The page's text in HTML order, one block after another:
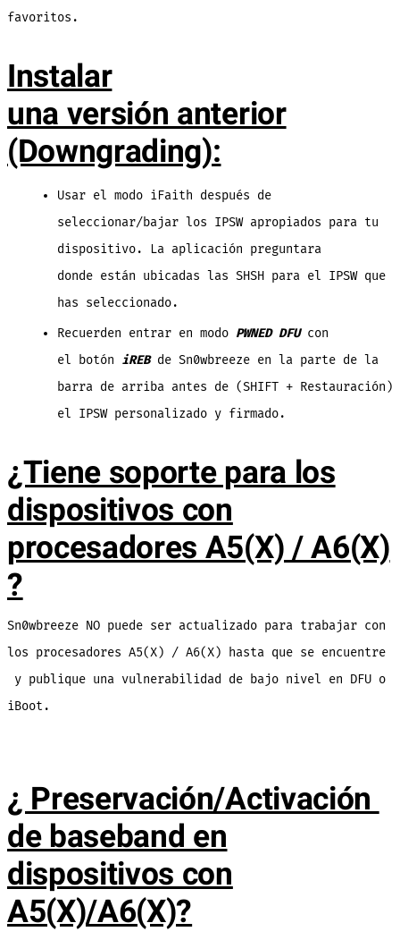
favoritos.
Instalar
una versión anterior
(Downgrading):
Usar el modo iFaith después de
seleccionar/bajar los IPSW apropiados para tu
dispositivo. La aplicación preguntara
donde están ubicadas las SHSH para el IPSW que
has seleccionado.
Recuerden entrar en modo PWNED DFUcon
el botón iREBde Sn0wbreeze en la parte de la
barra de arriba antes de (SHIFT + Restauración)
el IPSW personalizado y firmado.
¿Tiene soporte para los
dispositivos con
procesadores A5(X) / A6(X)
?
Sn0wbreeze NO puede ser actualizado para trabajar con
los procesadores A5(X) / A6(X) hasta que se encuentre
y publique una vulnerabilidad de bajo nivel en DFU o
iBoot.
¿ Preservación/Activación
de baseband en
dispositivos con
A5(X)/A6(X)?